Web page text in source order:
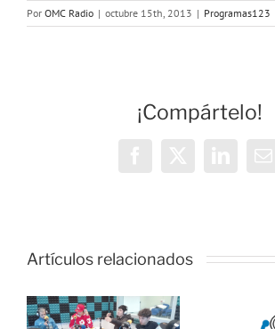
Por OMC Radio | octubre 15th, 2013 | Programas123
¡Compártelo!
Artículos relacionados
Onda Salud: